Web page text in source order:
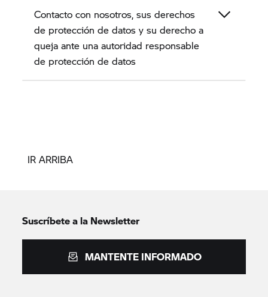
Contacto con nosotros, sus derechos
de protección de datos y su derecho a
queja ante una autoridad responsable
de protección de datos
IR ARRIBA
Suscríbete a la Newsletter
MANTENTE INFORMADO